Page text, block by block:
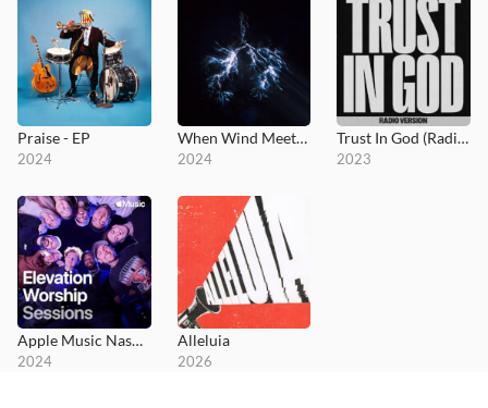
Praise - EP
2024
When Wind Meets Fire
2024
Trust In God (Radio Version)
2023
Apple Music Nashville Sessions
2024
Alleluia
2026